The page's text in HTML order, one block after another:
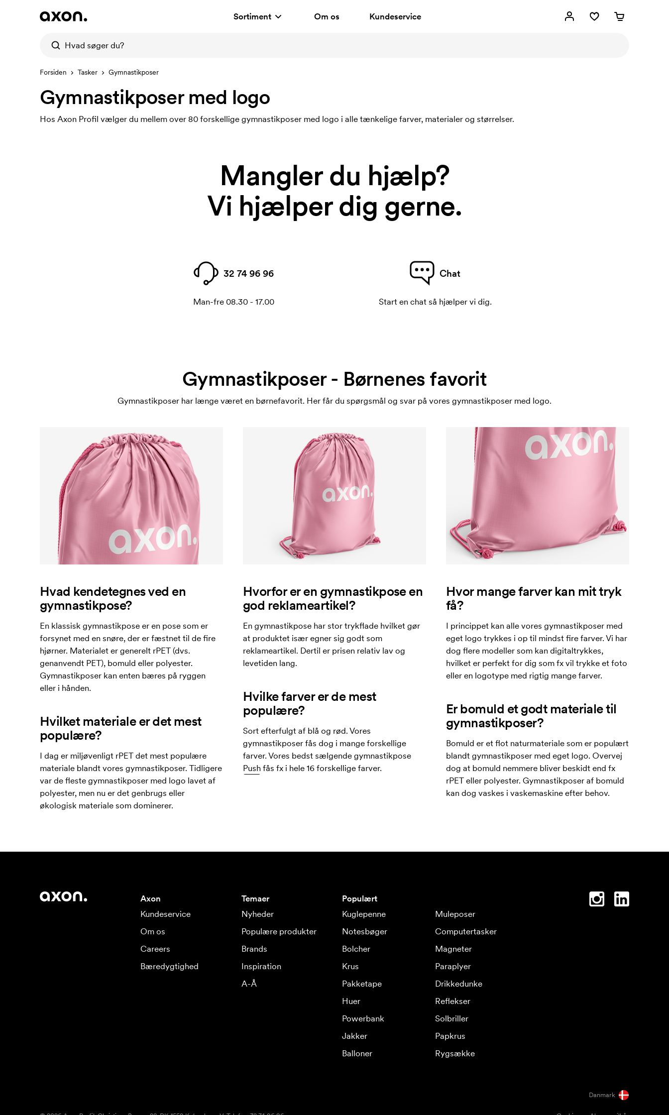
Sortiment Om os Kundeservice
Forsiden Tasker Gymnastikposer
Gymnastikposer med logo
Hos Axon Profil vælger du mellem over 80 forskellige gymnastikposer med logo i alle tænkelige farver, materialer og størrelser.
Mangler du hjælp?
Vi hjælper dig gerne.
32 74 96 96
Man-fre 08.30 - 17.00
Chat
Start en chat så hjælper vi dig.
Gymnastikposer - Børnenes favorit
Gymnastikposer har længe været en børnefavorit. Her får du spørgsmål og svar på vores gymnastikposer med logo.
Hvad kendetegnes ved en
gymnastikpose?
En klassisk gymnastikpose er en pose som er
forsynet med en snøre, der er fæstnet til de fire
hjørner. Materialet er generelt rPET (dvs.
genanvendt PET), bomuld eller polyester.
Gymnastikposer kan enten bæres på ryggen
eller i hånden.
Hvilket materiale er det mest
populære?
I dag er miljøvenligt rPET det mest populære
materiale blandt vores gymnastikposer. Tidligere
var de fleste gymnastikposer med logo lavet af
polyester, men nu er det genbrugs eller
økologisk materiale som dominerer.
Hvorfor er en gymnastikpose en
god reklameartikel?
En gymnastikpose har stor trykflade hvilket gør
at produktet især egner sig godt som
reklameartikel. Dertil er prisen relativ lav og
levetiden lang.
Hvilke farver er de mest
populære?
Sort efterfulgt af blå og rød. Vores
gymnastikposer fås dog i mange forskellige
farver. Vores bedst sælgende gymnastikpose
Pushfås fx i hele 16 forskellige farver.
Hvor mange farver kan mit tryk
få?
I princippet kan alle vores gymnastikposer med
eget logo trykkes i op til mindst fire farver. Vi har
dog flere modeller som kan digitaltrykkes,
hvilket er perfekt for dig som fx vil trykke et foto
eller en logotype med rigtig mange farver.
Er bomuld et godt materiale til
gymnastikposer?
Bomuld er et flot naturmateriale som er populært
blandt gymnastikposer med eget logo. Overvej
dog at bomuld nemmere bliver beskidt end fx
rPET eller polyester. Gymnastikposer af bomuld
kan dog vaskes i vaskemaskine efter behov.
Axon
Kundeservice
Om os
Careers
Bæredygtighed
Temaer
Nyheder
Populære produkter
Brands
Inspiration
A-Å
Populært
Kuglepenne
Muleposer
Notesbøger
Computertasker
Bolcher
Magneter
Krus
Paraplyer
Pakketape
Drikkedunke
Huer
Reflekser
Powerbank
Solbriller
Jakker
Papkrus
Balloner
Rygsække
Danmark